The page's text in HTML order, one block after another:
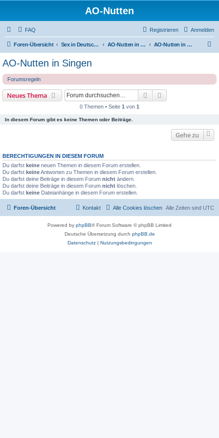
AO-Nutten
FAQ Anmelden
Registrieren
Foren-Übersicht Sex in Deutschland AO-Nutten in Baden-Würtenberg AO-Nutten in Singen
AO-Nutten in Singen
Forumsregeln
Neues Thema Suche
0 Themen • Seite 1 von 1
In diesem Forum gibt es keine Themen oder Beiträge.
Gehe zu
BERECHTIGUNGEN IN DIESEM FORUM
Du darfst keine neuen Themen in diesem Forum erstellen.
Du darfst keineAntworten zu Themen in diesem Forum erstellen.
Du darfst deine Beiträge in diesem Forum nicht ändern.
Du darfst deine Beiträge in diesem Forum nicht löschen.
Du darfst keine Dateianhänge in diesem Forum erstellen.
Foren-Übersicht Alle Zeiten sind UTC
Alle Cookies löschen
Kontakt
Powered by phpBB® Forum Software © phpBB Limited
Deutsche Übersetzung durch phpBB.de
Datenschutz| Nutzungsbedingungen